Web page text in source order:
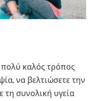
πολύ καλός τρόπος
να βελτιώσετε την
τη συνολική υγεία